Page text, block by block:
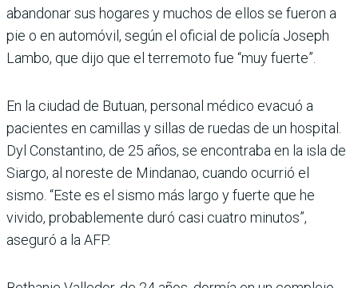
abandonar sus hogares y muchos de ellos se fueron a
pie o en automóvil, según el oficial de policía Joseph
Lambo, que dijo que el terremoto fue “muy fuerte”.
En la ciudad de Butuan, personal médico evacuó a
pacientes en camillas y sillas de ruedas de un hospital.
Dyl Constantino, de 25 años, se encontraba en la isla de
Siargo, al noreste de Mindanao, cuando ocurrió el
sismo. “Este es el sismo más largo y fuerte que he
vivido, probablemente duró casi cuatro minutos”,
aseguró a la AFP.